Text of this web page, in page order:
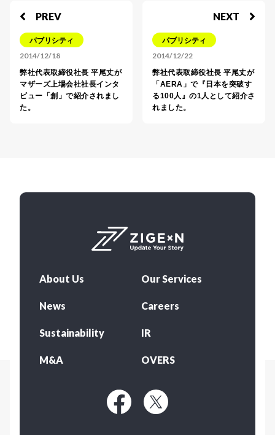
PREV
パブリシティ
2014/12/18
弊社代表取締役社長 平尾丈が
マザーズ上場会社社長インタ
ビュー「創」で紹介されまし
た。
NEXT
パブリシティ
2014/12/22
弊社代表取締役社長 平尾丈が
「AERA」で『日本を突破す
る100人』の1人として紹介さ
れました。
About Us Our Services
News Careers
Sustainability IR
M&A OVERS